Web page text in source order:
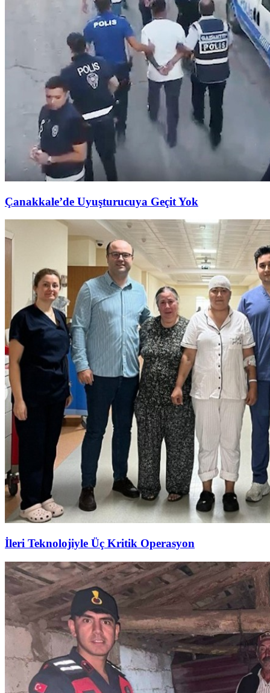
Çanakkale’de Uyuşturucuya Geçit Yok
İleri Teknolojiyle Üç Kritik Operasyon